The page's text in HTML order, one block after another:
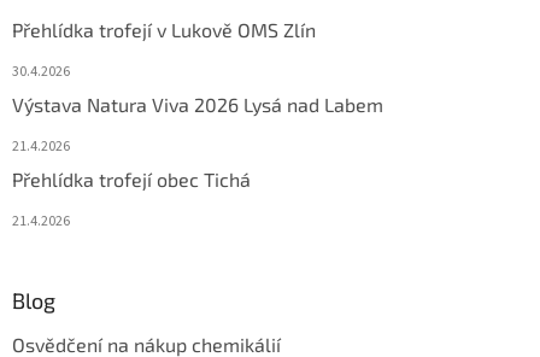
Přehlídka trofejí v Lukově OMS Zlín
30.4.2026
Výstava Natura Viva 2026 Lysá nad Labem
21.4.2026
Přehlídka trofejí obec Tichá
21.4.2026
Blog
Osvědčení na nákup chemikálií